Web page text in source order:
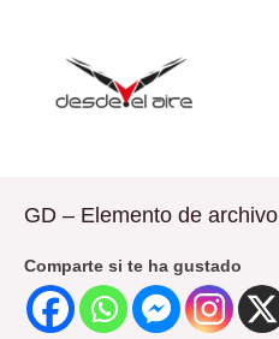
GD – Elemento de archivo
Comparte si te ha gustado